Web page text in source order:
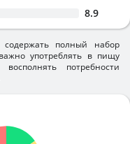
8.9
полный набор
употреблять в пищу
потребности